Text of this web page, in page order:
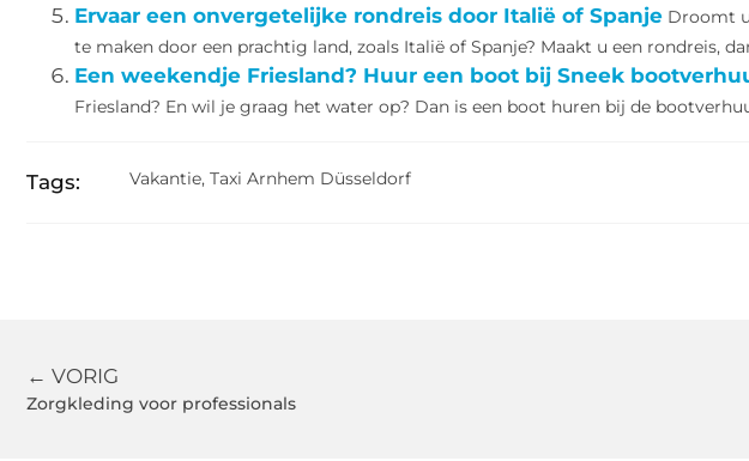
Ervaar een onvergetelijke rondreis door Italië of Spanje Droomt
te maken door een prachtig land, zoals Italië of Spanje? Maakt u een rondreis,
Een weekendje Friesland? Huur een boot bij Sneek
Friesland? En wil je graag het water op? Dan is een boot huren bij de
Tags: Vakantie, Taxi Arnhem Düsseldorf
← VORIG
Zorgkleding voor professionals